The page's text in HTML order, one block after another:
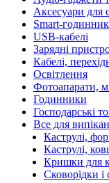
Аксесуари для
Smart-
USB-кабелі
Зарядні
Кабелі,
Освітлення
Фотоапарати,
Годинники
Господарські
Все для
Каструлі,
Каструлі,
Кришки для
Сковорідки і